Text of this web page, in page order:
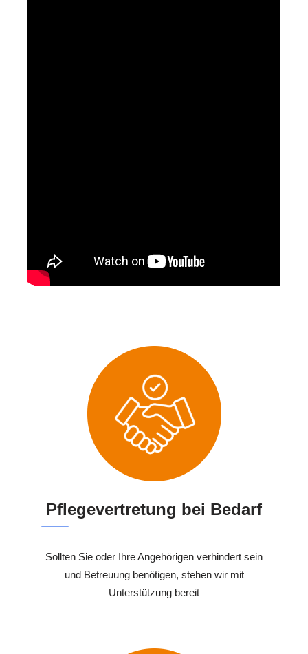
Pflegevertretung bei Bedarf
Sollten Sie oder Ihre Angehörigen verhindert sein
und Betreuung benötigen, stehen wir mit
Unterstützung bereit